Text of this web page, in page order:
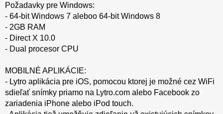
Požadavky pre Windows:
- 64-bit Windows 7 aleboo 64-bit Windows 8
- 2GB RAM
- Direct X 10.0
- Dual procesor CPU
MOBILNÉ APLIKÁCIE:
- Lytro aplikácia pre iOS, pomocou ktorej je možné cez WiFi
sdieľať snímky priamo na Lytro.com alebo Facebook zo
zariadenia iPhone alebo iPod touch.